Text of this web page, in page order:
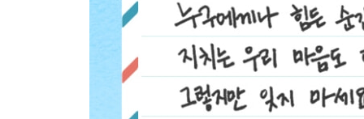
Beyond Story “도대체 언제까지 날 골탕 먹일 셈이
12 아무나 공부할 수 있는 건 아니었다
_나는 공부할 수 없었다1. 잭 런던 이야기
_나는 공부할 수 없었다2. 소피 제르맹 이야기
_나는 공부할 수 없었다3. 프레더릭 더글러스 이야